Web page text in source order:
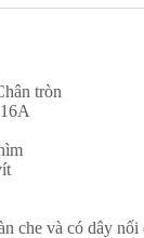
tròn
16A
che và có dây nối